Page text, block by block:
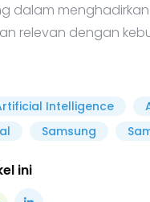
dalam
relevan dengan
Intelligence
Samsung
ini